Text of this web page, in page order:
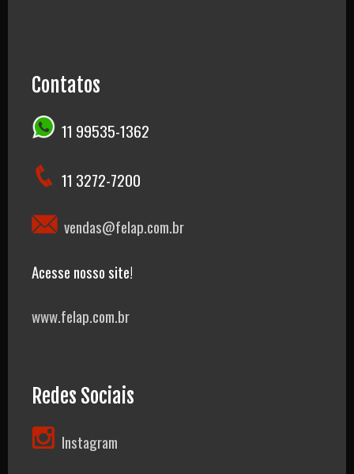
Contatos
11 99535-1362
11 3272-7200
vendas@felap.com.br
Acesse nosso site!
www.felap.com.br
Redes Sociais
Instagram